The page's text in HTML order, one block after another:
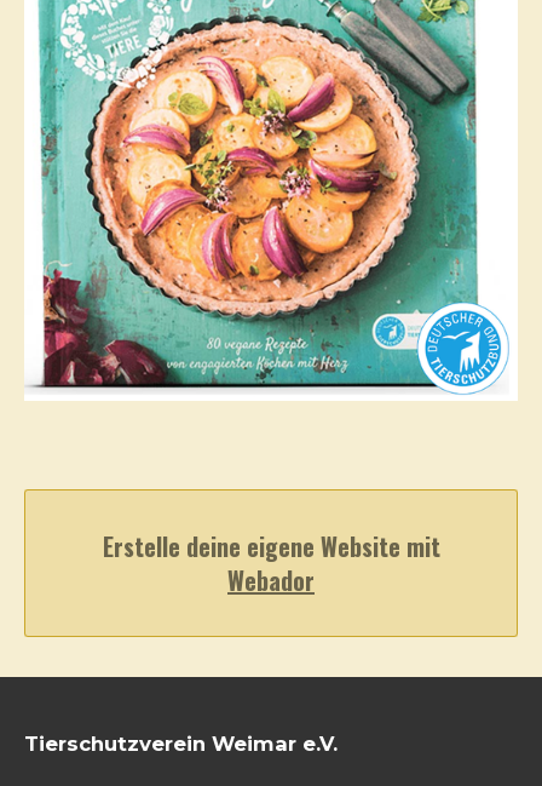
Erstelle deine eigene Website mit
Webador
Tierschutzverein Weimar e.V.